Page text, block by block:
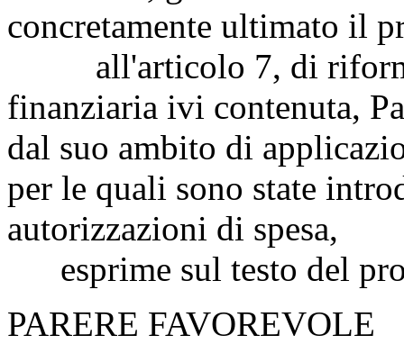
concretamente ultimato il
all'articolo 7, di
finanziaria ivi contenuta,
dal suo ambito di
per le quali sono state
autorizzazioni di spesa,
esprime sul testo del
PARERE FAVOREVOLE